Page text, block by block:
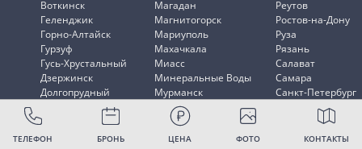
ТЕЛЕФОН БРОНЬ ЦЕНА ФОТО КОНТАКТЫ
Воткинск
Геленджик
Горно-Алтайск
Гурзуф
Гусь-Хрустальный
Дзержинск
Долгопрудный
Магадан
Магнитогорск
Мариуполь
Махачкала
Миасс
Минеральные Воды
Мурманск
Мытищи
Реутов
Ростов-на-Дону
Руза
Рязань
Салават
Самара
Санкт-Петербург